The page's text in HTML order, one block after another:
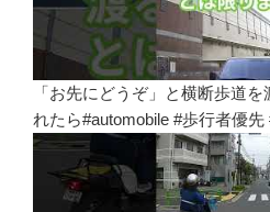
「お先にどうぞ」と横断歩道
れたら#automobile #歩行者優先